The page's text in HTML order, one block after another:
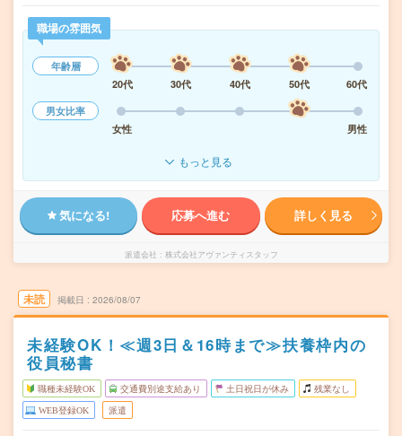
職場の雰囲気
年齢層
20代
30代 40代 50代
60代
男女比率
女性
男性
もっと見る
気になる! 応募へ進む 詳しく見る
派遣会社 株式会社アヴァンティスタッフ
未読 掲載日 2026/08/07
未経験OK！≪週3日＆16時まで≫扶養枠内の
役員秘書
職種未経験OK 交通費別途支給あり 土日祝日が休み 残業なし
WEB登録OK 派遣